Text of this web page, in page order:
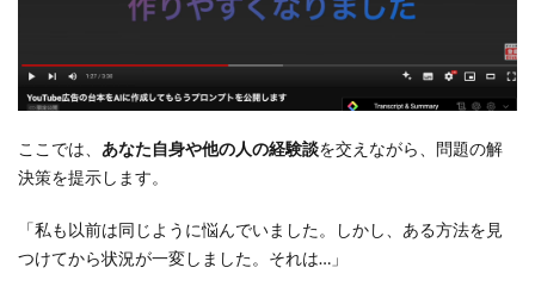
ここでは、 あなた自身や他の人の経験談を交えながら、問題の解
決策を提示します。
「私も以前は同じように悩んでいました。しかし、ある方法を見
つけてから状況が一変しました。それは…」